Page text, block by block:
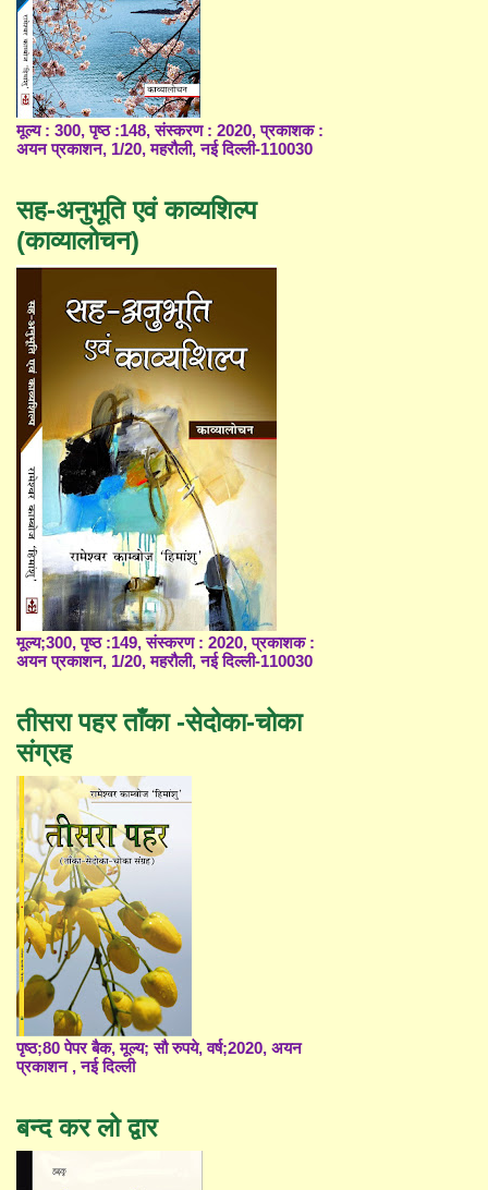
मूल्य : 300, पृष्ठ :148, संस्करण : 2020, प्रकाशक :
अयन प्रकाशन, 1/20, महरौली, नई दिल्ली-110030
सह-अनुभूति एवं काव्यशिल्प
(काव्यालोचन)
मूल्य;300, पृष्ठ :149, संस्करण : 2020, प्रकाशक :
अयन प्रकाशन, 1/20, महरौली, नई दिल्ली-110030
तीसरा पहर ताँका -सेदोका-चोका
संग्रह
पृष्ठ;80 पेपर बैक, मूल्य; सौ रुपये, वर्ष;2020, अयन
प्रकाशन , नई दिल्ली
बन्द कर लो द्वार